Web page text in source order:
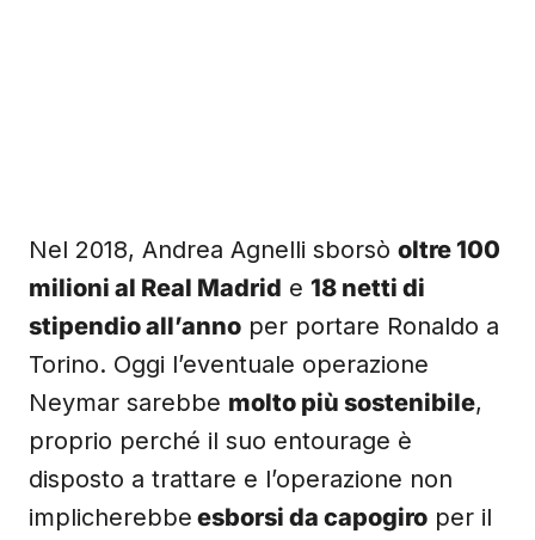
Nel 2018, Andrea Agnelli sborsò oltre 100
milioni al Real Madrid e 18 netti di
stipendio all’anno per portare Ronaldo a
Torino. Oggi l’eventuale operazione
Neymar sarebbe molto più sostenibile,
proprio perché il suo entourage è
disposto a trattare e l’operazione non
implicherebbe esborsi da capogiro per il